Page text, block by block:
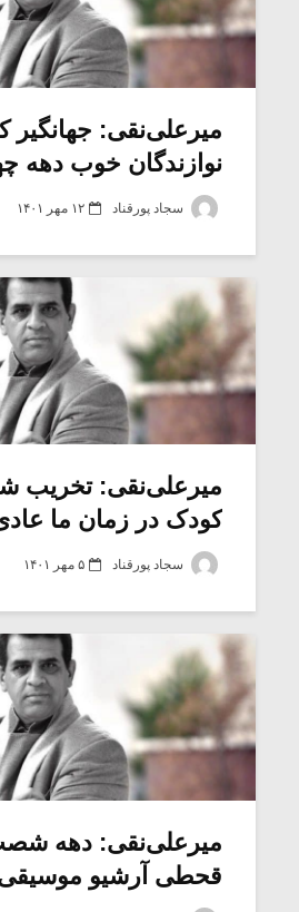
میرعلی‌نقی: جهانگیر
نوازندگان خوب دهه
سجاد پورقناد ۱۲ مهر ۱۴۰۱
میرعلی‌نقی: تخریب
کودک در زمان ما
سجاد پورقناد ۵ مهر ۱۴۰۱
میرعلی‌نقی: دهه
قحطی آرشیو موسیقی